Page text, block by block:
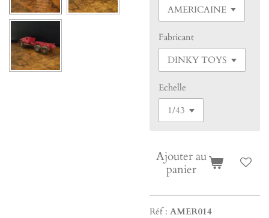
Fabricant
Echelle
Ajouter au
panier
Réf : AMER014